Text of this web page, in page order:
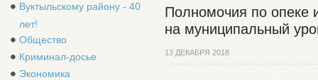
Вуктыльскому району - 40
лет!
Общество
Криминал-досье
Экономика
Полномочия по опеке
на муниципальный
13 ДЕКАБРЯ 2018